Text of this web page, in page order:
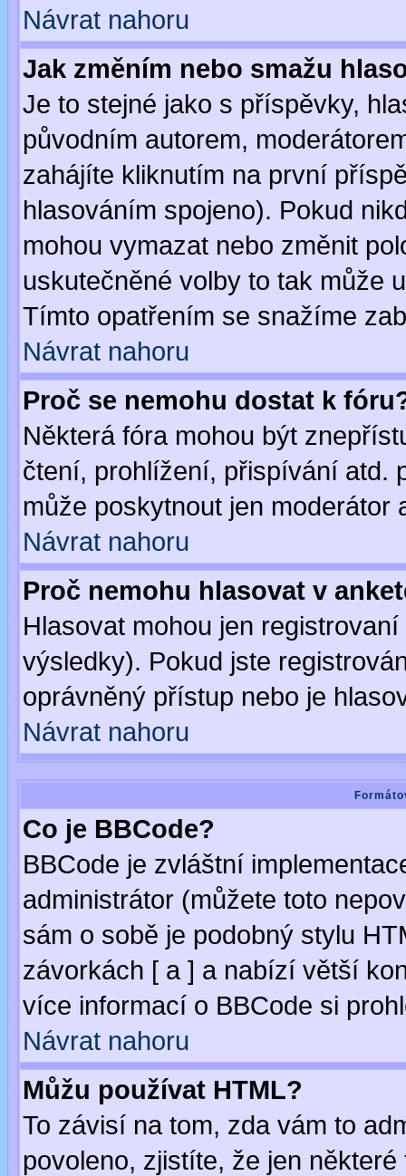
Návrat nahoru
Jak změním nebo smažu
Je to stejné jako s příspěvky,
původním autorem,
zahájíte kliknutím na první
hlasováním spojeno). Pokud
mohou vymazat nebo změnit
uskutečněné volby to tak může
Tímto opatřením se snažíme
Návrat nahoru
Proč se nemohu dostat k
Některá fóra mohou být
čtení, prohlížení, přispívání atd.
může poskytnout jen moderátor
Návrat nahoru
Proč nemohu hlasovat v
Hlasovat mohou jen
výsledky). Pokud jste
oprávněný přístup nebo je
Návrat nahoru
Co je BBCode?
BBCode je zvláštní
administrátor (můžete toto
sám o sobě je podobný stylu
závorkách [ a ] a nabízí větší
více informací o BBCode si
Návrat nahoru
Můžu používat HTML?
To závisí na tom, zda vám to
povoleno, zjistíte, že jen